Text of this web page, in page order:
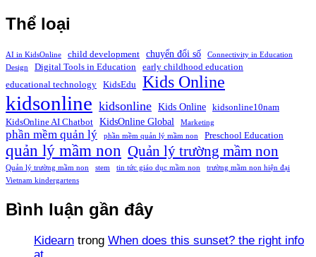
Thể loại
AI in KidsOnline child development chuyển đổi số
Connectivity in Education
Design
Digital Tools in Education
early childhood education
educational technology
KidsEdu Kids Online
kidsonline kidsonline Kids Online
kidsonline10nam
KidsOnline AI Chatbot
KidsOnline Global Marketing
phần mềm quản lý phần mềm quản lý mầm non Preschool Education
quản lý mầm non Quản lý trường mầm non
Quản lý trường mầm non stem tin tức giáo dục mầm non
trường mầm non hiện đại
Vietnam kindergartens
Bình luận gần đây
Kidearn trong When does this sunset? the right info